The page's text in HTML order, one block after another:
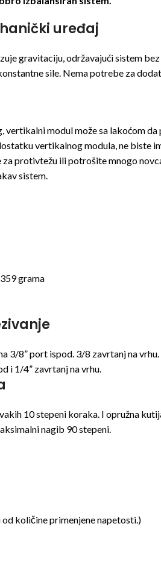
uređaj
gravitaciju, održavajući sistem
sile. Nema potrebe za
vertikalni modul može sa lakoćom
vertikalnog modula, ne biste
za protivtežu ili potrošite mnogo
sistem.
grama
3/8” port ispod. 3/8 zavrtanj na vrhu.
i 1/4” zavrtanj na vrhu.
10 stepeni koraka. I opružna
nagib 90 stepeni.
količine primenjene napetosti.)